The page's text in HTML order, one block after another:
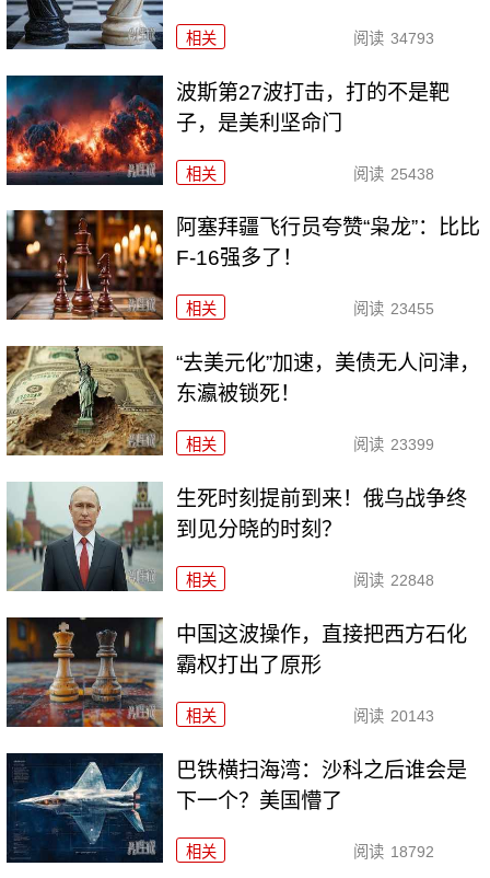
相关 阅读 34793
波斯第27波打击，打的不是靶
子，是美利坚命门
相关 阅读 25438
阿塞拜疆飞行员夸赞“枭龙”：比比
F-16强多了！
相关 阅读 23455
“去美元化”加速，美债无人问津，
东瀛被锁死！
相关 阅读 23399
生死时刻提前到来！俄乌战争终
到见分晓的时刻？
相关 阅读 22848
中国这波操作，直接把西方石化
霸权打出了原形
相关 阅读 20143
巴铁横扫海湾：沙科之后谁会是
下一个？美国懵了
相关 阅读 18792